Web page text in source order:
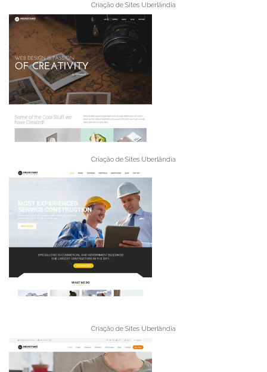
Criação de Sites Uberlândia
Criação de Sites Uberlândia
Criação de Sites Uberlândia